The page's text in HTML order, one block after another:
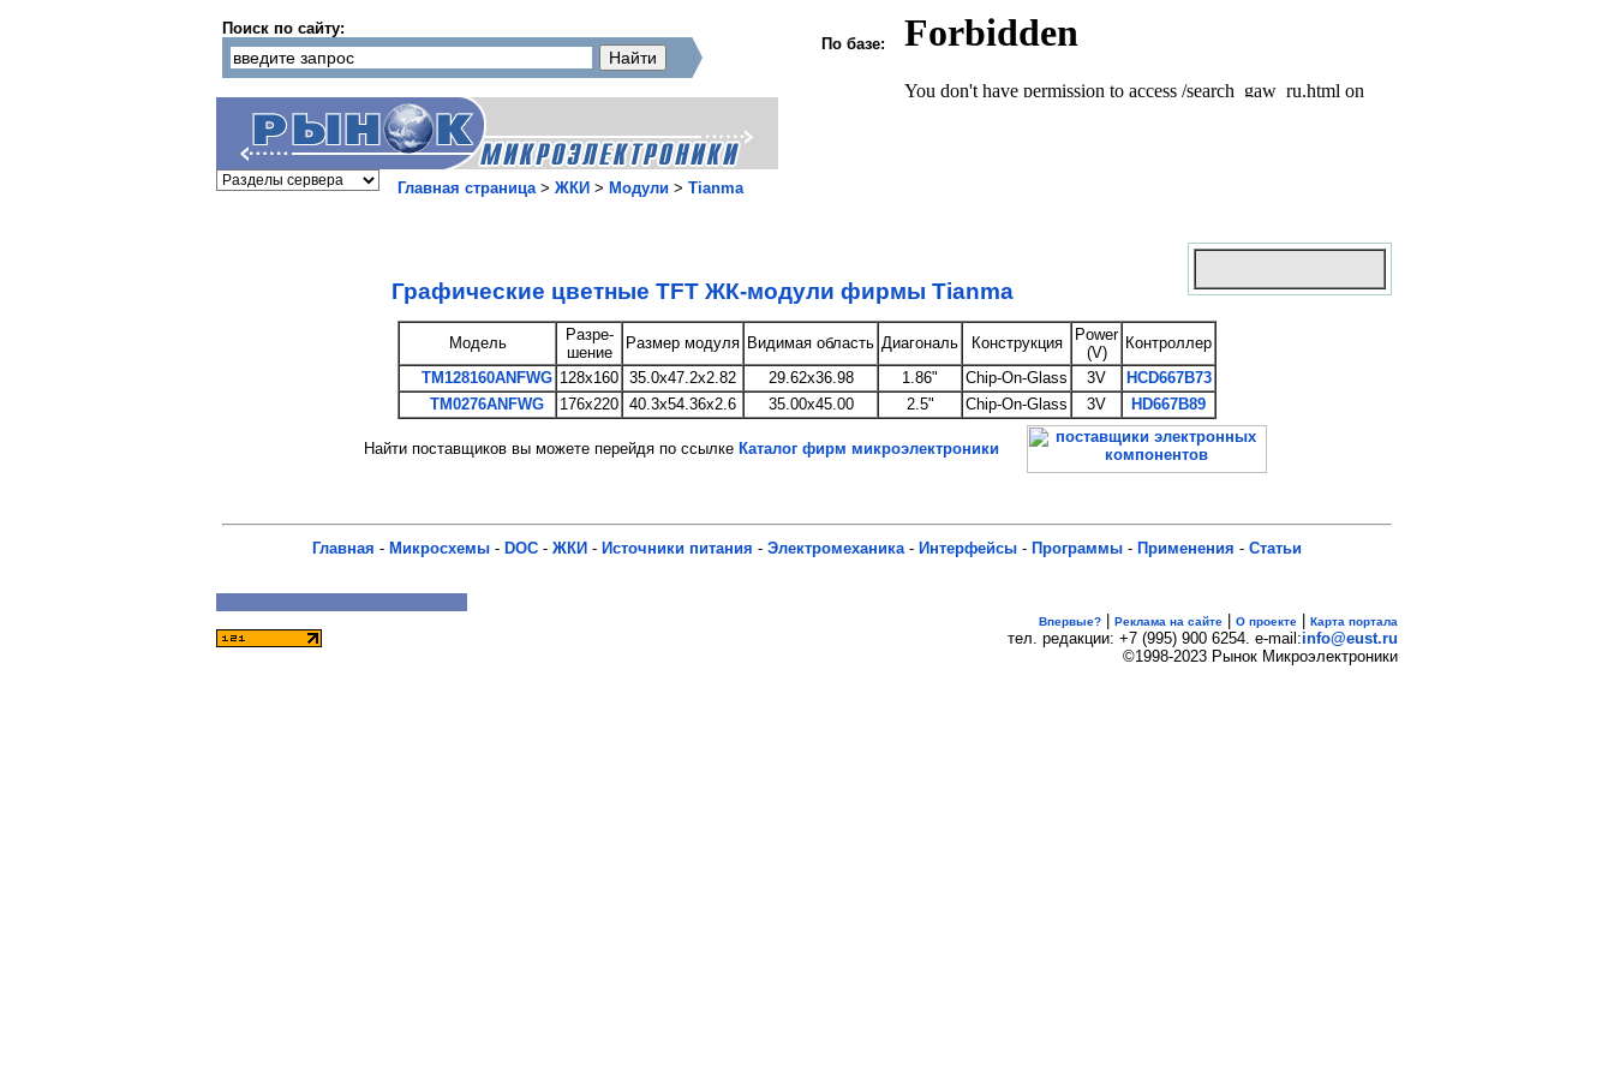
Поиск по сайту:
По базе:
Главная страница> ЖКИ > Модули > Tianma
Графические цветные TFT ЖК-модули фирмы Tianma
Модель
Разре-
шение
Размер модуля Видимая область Диагональ Конструкция
Power
(V)
Контроллер
TM128160ANFWG 128x160 35.0x47.2x2.82 29.62x36.98 1.86" Chip-On-Glass 3V
HCD667B73
TM0276ANFWG
176x220 40.3x54.36x2.6 35.00x45.00 2.5" Chip-On-Glass 3V HD667B89
Найти поставщиков вы можете перейдя по ссылке Каталог фирм микроэлектроники
Главная - Микросхемы - DOC - ЖКИ - Источники питания - Электромеханика- Интерфейсы - Программы - Применения - Статьи
Впервые? Реклама на сайте О проекте Карта портала
тел. редакции: +7 (995) 900 6254. e-mail:info@eust.ru
©1998-2023 Рынок Микроэлектроники